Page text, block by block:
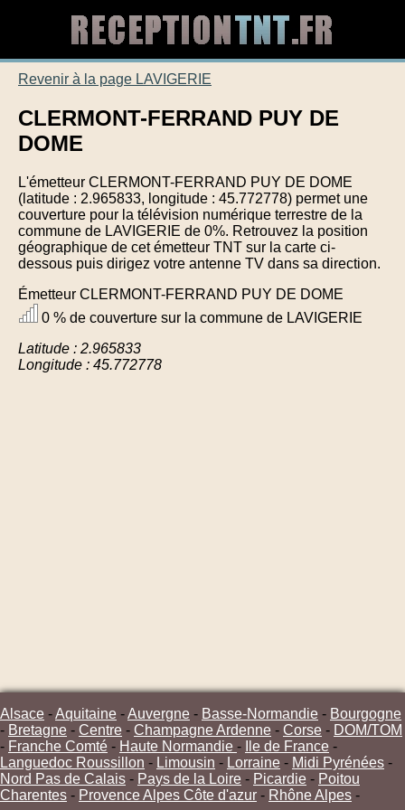
Revenir à la page LAVIGERIE
CLERMONT-FERRAND PUY DE
DOME
L'émetteur CLERMONT-FERRAND PUY DE DOME
(latitude : 2.965833, longitude : 45.772778) permet une
couverture pour la télévision numérique terrestre de la
commune de LAVIGERIE de 0%. Retrouvez la position
géographique de cet émetteur TNT sur la carte ci-
dessous puis dirigez votre antenne TV dans sa direction.
Émetteur CLERMONT-FERRAND PUY DE DOME
0 % de couverture sur la commune de LAVIGERIE
Latitude : 2.965833
Longitude : 45.772778
Alsace -Aquitaine -Auvergne - Basse-Normandie - Bourgogne
- Bretagne - Centre - Champagne Ardenne - Corse - DOM/TOM
- Franche Comté - Haute Normandie - Ile de France -
Languedoc Roussillon - Limousin - Lorraine - Midi Pyrénées -
Nord Pas de Calais - Pays de la Loire - Picardie - Poitou
Charentes - Provence Alpes Côte d'azur - Rhône Alpes -